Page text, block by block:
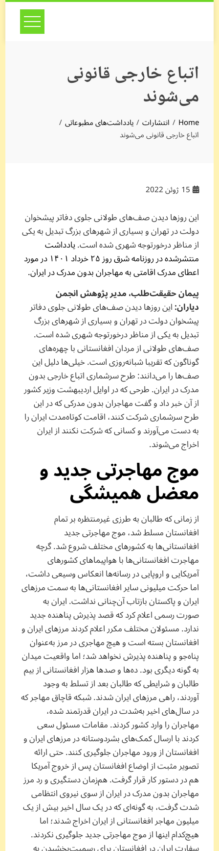
Skip
اتباع خارجی قانونی
می‌شوند
Home انتشارات یادداشت‌های مطبوعاتی
اتباع خارجی قانونی می‌شوند
15 ژوئن 2022
این روزها دیدن صف‌های طولانی جلوی دفاتر پیشخوان
دولت در تهران و بسیاری از شهرهای بزرگ تبدیل به یکی
از مناظر درخور‌توجه شهری شده است.یادداشت
منتشرشده در روزنامه شرق روز ۲۵ خرداد ۱۴۰۱ در مورد
اعطای مدرک اقامتی به مهاجران بدون مدرک در ایران.
پیمان حقیقت‌طلب، مدیر پژوهش انجمن
دیاران:این روزها دیدن صف‌های طولانی جلوی دفاتر
پیشخوان دولت در تهران و بسیاری از شهرهای بزرگ
تبدیل به یکی از مناظر درخور‌توجه شهری شده است.
صف‌های طولانی از مردان افغانستانی با چهره‌های
گوناگون که تقریبا شبانه‌روزی است. خیلی‌ها دلیل این
صف‌ها را می‌دانند: طرح سرشماری اتباع خارجی بدون
مدرک در ایران. طرحی که در اوایل اردیبهشت وزیر کشور
از آن خبر داد و گفت مهاجران بدون مدرکی که در این
طرح سرشماری شرکت کنند، اقامت کوتاه‌مدت ایران را
به دست می‌آورند و کسانی که شرکت نکنند از ایران
اخراج می‌شوند.
موج مهاجرتی جدید و
معضل همیشگی
از زمانی که طالبان به طرزی غیرمنتظره بر تمام
افغانستان مسلط شد، موج مهاجرتی جدید
افغانستانی‌ها به کشورهای مختلف شروع شد. گرچه
مهاجرت افغانستانی‌ها با هواپیماهای کشورهای
آمریکایی و اروپایی در رسانه‌ها انعکاس وسیعی داشت،
اما حرکت میلیونی سایر افغانستانی‌ها به سمت مرزهای
ایران و پاکستان بازتاب آن‌چنانی نداشت. ایران به
صورت رسمی اعلام کرد که قصد پذیرش پناهنده جدید
ندارد. مسئولان مختلف مکرر اعلام کردند مرزهای ایران و
افغانستان بسته است و هیچ مهاجری در مرز به‌عنوان
پناه‌جو و پناهنده پذیرش نخواهد شد؛ اما واقعیت میدان
به گونه دیگری بود. ده‌ها و صدها هزار افغانستانی از بیم
طالبان و شرایطی که طالبان بعد از تسلط به وجود
آوردند، راهی مرزهای ایران شدند. شبکه قاچاق مهاجر که
در سال‌های اخیر به‌شدت در ایران قدرتمند شده،
مهاجران را وارد کشور کردند. مقامات مسئول سعی
کردند با ارسال کمک‌های بشردوستانه در مرزهای ایران و
افغانستان از ورود مهاجران جلوگیری کنند. حتی ارائه
تصویر مثبت از اوضاع افغانستان پس از خروج آمریکا
هم در دستور کار قرار گرفت. هم‌زمان دستگیری و رد مرز
مهاجران بدون مدرک در ایران از سوی نیروی انتظامی
شدت گرفت، به گونه‌ای که در یک سال اخیر بیش از یک
میلیون مهاجر افغانستانی از ایران اخراج شدند؛ اما
هیچ‌کدام اینها از موج مهاجرتی جدید جلوگیری نکردند.